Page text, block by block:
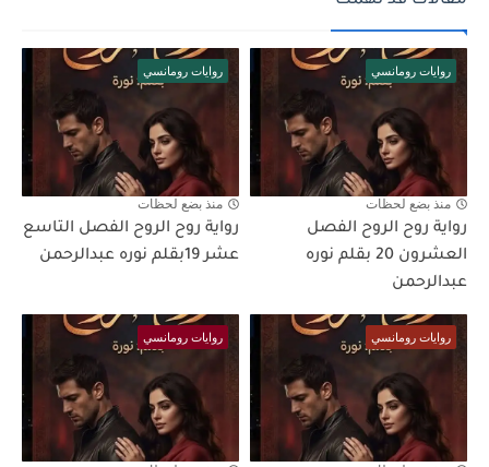
روايات رومانسي
منذ بضع لحظات
رواية روح الروح الفصل
العشرون 20 بقلم نوره
عبدالرحمن
روايات رومانسي
منذ بضع لحظات
رواية روح الروح الفصل التاسع
عشر 19بقلم نوره عبدالرحمن
روايات رومانسي روايات رومانسي